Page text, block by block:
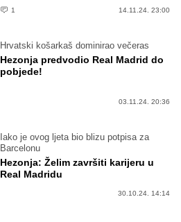
1 14.11.24. 23:00
Hrvatski košarkaš dominirao večeras
Hezonja predvodio Real Madrid do
pobjede!
03.11.24. 20:36
Iako je ovog ljeta bio blizu potpisa za
Barcelonu
Hezonja: Želim završiti karijeru u
Real Madridu
30.10.24. 14:14